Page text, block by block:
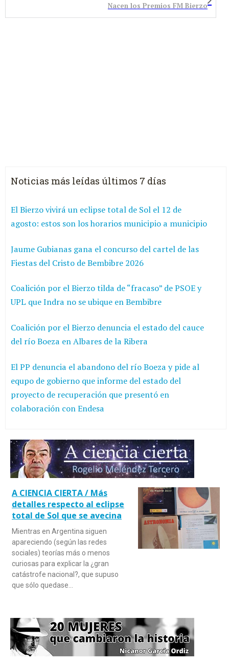
Nacen los Premios FM Bierzo
Noticias más leídas últimos 7 días
El Bierzo vivirá un eclipse total de Sol el 12 de
agosto: estos son los horarios municipio a municipio
Jaume Gubianas gana el concurso del cartel de las
Fiestas del Cristo de Bembibre 2026
Coalición por el Bierzo tilda de “fracaso” de PSOE y
UPL que Indra no se ubique en Bembibre
Coalición por el Bierzo denuncia el estado del cauce
del río Boeza en Albares de la Ribera
El PP denuncia el abandono del río Boeza y pide al
equpo de gobierno que informe del estado del
proyecto de recuperación que presentó en
colaboración con Endesa
A CIENCIA CIERTA / Más
detalles respecto al eclipse
total de Sol que se avecina
Mientras en Argentina siguen
apareciendo (según las redes
sociales) teorías más o menos
curiosas para explicar la ¿gran
catástrofe nacional?, que supuso
que sólo quedase…